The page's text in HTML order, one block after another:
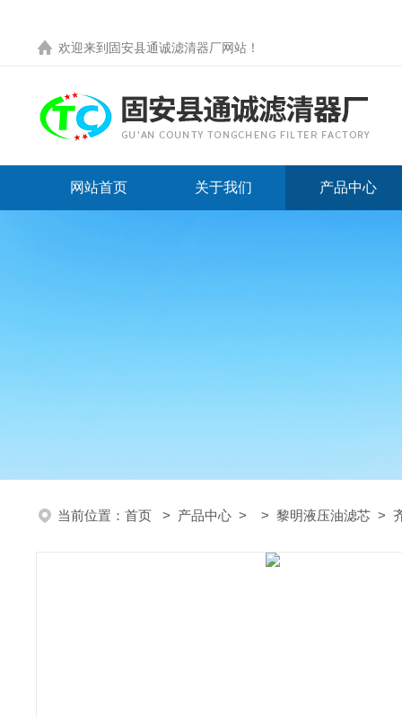
欢迎来到 固安县通诚滤清器厂网站 ！
网站首页 关于我们 产品中心
当前位置： 首页 > 产品中心 > > 黎明液压油滤芯 >